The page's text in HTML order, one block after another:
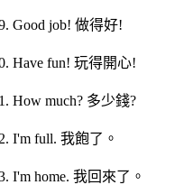
Good job! 做得好!
Have fun! 玩得開心!
How much? 多少錢?
I'm full. 我飽了。
I'm home. 我回來了。